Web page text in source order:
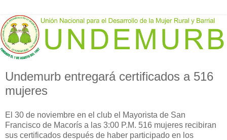
Undemurb entregará certificados a 516
mujeres
El 30 de noviembre en el club el Mayorista de San
Francisco de Macorís a las 3:00 P.M. 516 mujeres recibiran
sus certificados después de haber participado en los